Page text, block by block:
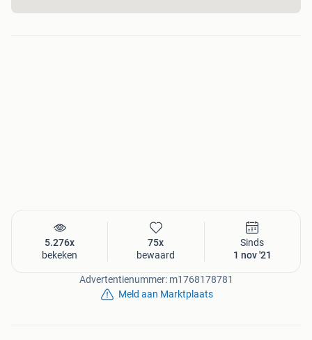
De koffie staat klaar.
5.276x
bekeken
75x
bewaard
Sinds
1 nov '21
Advertentienummer: m1768178781
Meld aan Marktplaats